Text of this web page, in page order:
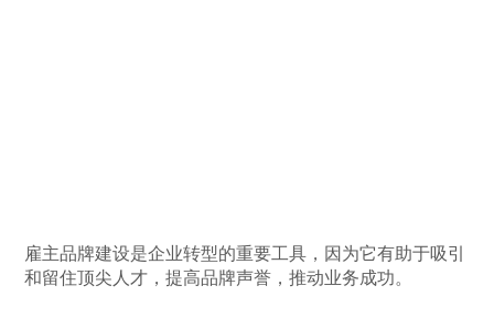
雇主品牌建设是企业转型的重要工具，因为它有助于吸引
和留住顶尖人才，提高品牌声誉，推动业务成功。